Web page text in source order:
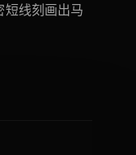
线刻画出马